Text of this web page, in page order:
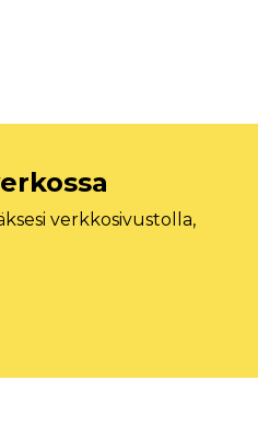
verkkosivustolla,